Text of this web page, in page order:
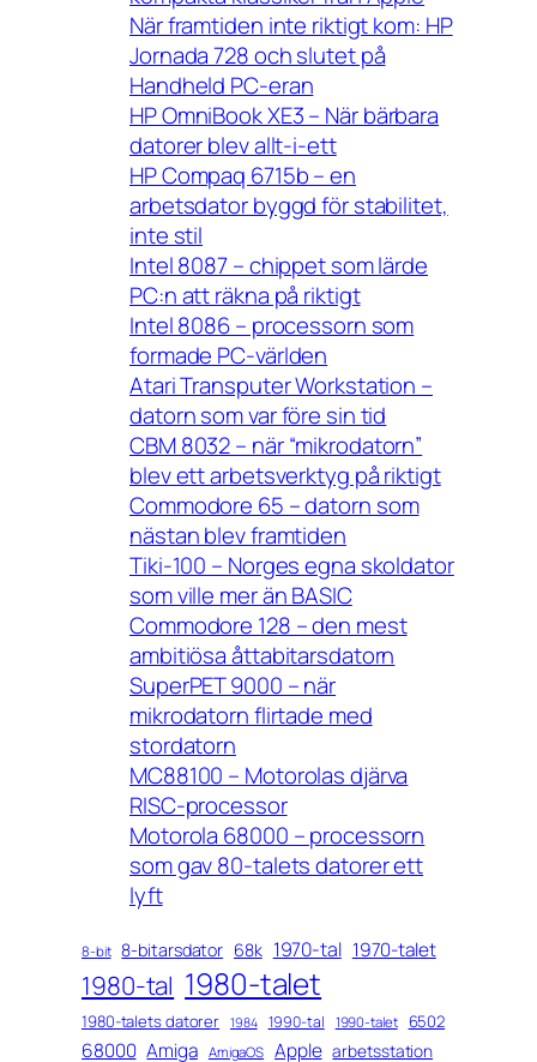
När framtiden inte riktigt kom: HP
Jornada 728 och slutet på
Handheld PC-eran
HP OmniBook XE3 – När bärbara
datorer blev allt-i-ett
HP Compaq 6715b – en
arbetsdator byggd för stabilitet,
inte stil
Intel 8087 – chippet som lärde
PC:n att räkna på riktigt
Intel 8086 – processorn som
formade PC-världen
Atari Transputer Workstation –
datorn som var före sin tid
CBM 8032 – när “mikrodatorn”
blev ett arbetsverktyg på riktigt
Commodore 65 – datorn som
nästan blev framtiden
Tiki-100 – Norges egna skoldator
som ville mer än BASIC
Commodore 128 – den mest
ambitiösa åttabitarsdatorn
SuperPET 9000 – när
mikrodatorn flirtade med
stordatorn
MC88100 – Motorolas djärva
RISC-processor
Motorola 68000 – processorn
som gav 80-talets datorer ett
lyft
8-bit 8-bitarsdator 68k 1970-tal 1970-talet
1980-tal 1980-talet
1980-talets datorer 1984 1990-tal 1990-talet 6502
68000 Amiga AmigaOS Apple arbetsstation